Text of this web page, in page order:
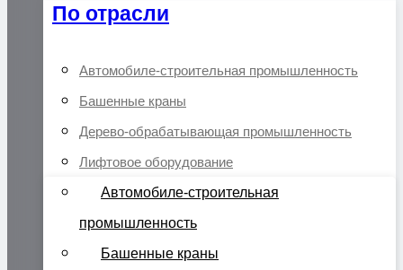
По отрасли
Автомобиле-строительная промышленность
Башенные краны
Дерево-обрабатывающая промышленность
Лифтовое оборудование
Автомобиле-строительная
промышленность
Башенные краны